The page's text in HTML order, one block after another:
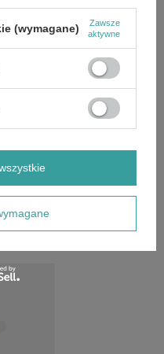
T400
ORYGINALNA
(wymagane)
Zawsze
aktywne